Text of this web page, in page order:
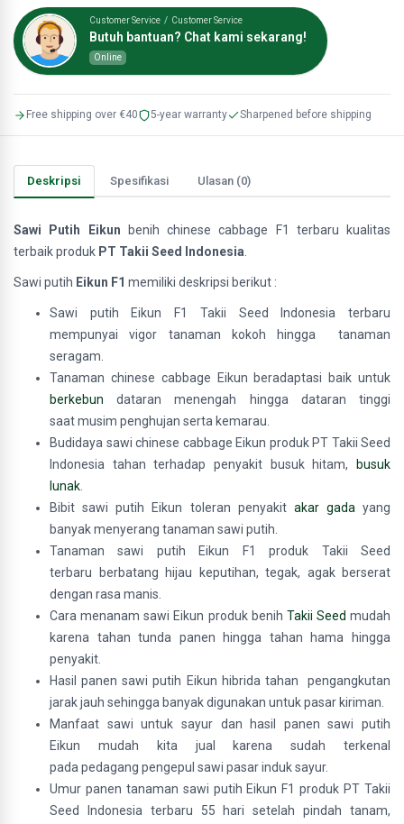
Customer Service / Customer Service
Butuh bantuan? Chat kami sekarang!
Online
Free shipping over €40 5-year warranty Sharpened before shipping
Deskripsi Spesifikasi Ulasan (0)
Sawi Putih Eikun benih chinese cabbage F1 terbaru kualitas
terbaik produk PT Takii Seed Indonesia
Sawi putih Eikun F1 memiliki deskripsi berikut :
Sawi putih Eikun F1 Takii Seed Indonesia terbaru
mempunyai vigor tanaman kokoh hingga tanaman
seragam.
Tanaman chinese cabbage Eikun beradaptasi baik untuk
berkebun dataran menengah hingga dataran tinggi
saat musim penghujan serta kemarau.
Budidaya sawi chinese cabbage Eikun produk PT Takii Seed
Indonesia tahan terhadap penyakit busuk hitam,
busuk
lunak
Bibit sawi putih Eikun toleran penyakit akar gada yang
banyak menyerang tanaman sawi putih.
Tanaman sawi putih Eikun F1 produk Takii Seed
terbaru berbatang hijau keputihan, tegak, agak berserat
dengan rasa manis.
Cara menanam sawi Eikun produk benih Takii Seed mudah
karena tahan tunda panen hingga tahan hama hingga
penyakit.
Hasil panen sawi putih Eikun hibrida tahan pengangkutan
jarak jauh sehingga banyak digunakan untuk pasar kiriman.
Manfaat sawi untuk sayur dan hasil panen sawi putih
Eikun mudah kita jual karena sudah terkenal
pada pedagang pengepul sawi pasar induk sayur.
Umur panen tanaman sawi putih Eikun F1 produk PT Takii
Seed Indonesia terbaru 55 hari setelah pindah tanam,